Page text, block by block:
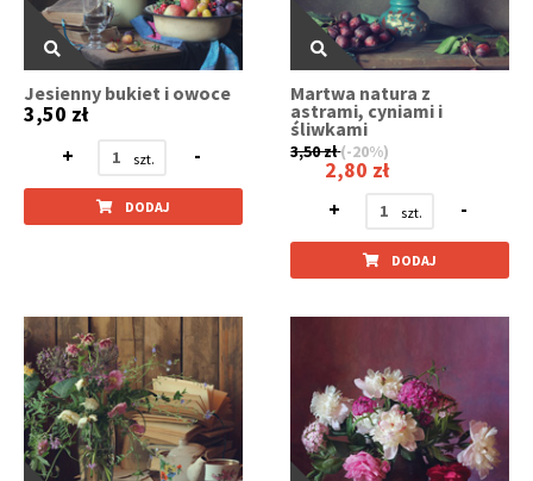
Jesienny bukiet i owoce
3,50 zł
+
-
DODAJ
Martwa natura z
astrami, cyniami i
śliwkami
3,50 zł(-20%)
2,80 zł
+
-
DODAJ